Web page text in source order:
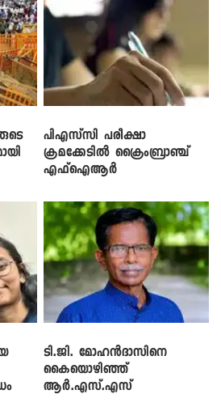
പിഎസ്‌സി പരീക്ഷാ
ക്രമക്കേ‌ടിൽ ക്രൈംബ്രാഞ്ച്
എഫ്ഐആർ
ടി.ജി. മോഹൻദാസിനെ
കൈയൊഴിഞ്ഞ്
ആർ.എസ്.എസ്